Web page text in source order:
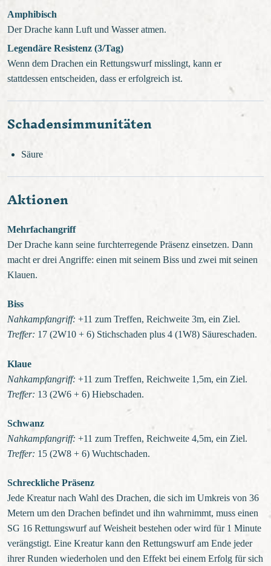
Amphibisch
Der Drache kann Luft und Wasser atmen.
Legendäre Resistenz (3/Tag)
Wenn dem Drachen ein Rettungswurf misslingt, kann er
stattdessen entscheiden, dass er erfolgreich ist.
Schadensimmunitäten
Säure
Aktionen
Mehrfachangriff
Der Drache kann seine furchterregende Präsenz einsetzen. Dann
macht er drei Angriffe: einen mit seinem Biss und zwei mit seinen
Klauen.
Biss
Nahkampfangriff: +11 zum Treffen, Reichweite 3m, ein Ziel.
Treffer: 17 (2W10 + 6) Stichschaden plus 4 (1W8) Säureschaden.
Klaue
Nahkampfangriff: +11 zum Treffen, Reichweite 1,5m, ein Ziel.
Treffer: 13 (2W6 + 6) Hiebschaden.
Schwanz
Nahkampfangriff: +11 zum Treffen, Reichweite 4,5m, ein Ziel.
Treffer: 15 (2W8 + 6) Wuchtschaden.
Schreckliche Präsenz
Jede Kreatur nach Wahl des Drachen, die sich im Umkreis von 36
Metern um den Drachen befindet und ihn wahrnimmt, muss einen
SG 16 Rettungswurf auf Weisheit bestehen oder wird für 1 Minute
verängstigt. Eine Kreatur kann den Rettungswurf am Ende jeder
ihrer Runden wiederholen und den Effekt bei einem Erfolg für sich